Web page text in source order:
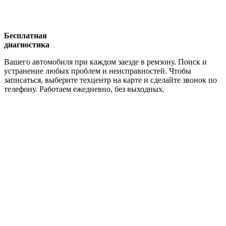
Бесплатная
диагностика
Вашего автомобиля при каждом заезде в ремзону. Поиск и
устранение любых проблем и неисправностей. Чтобы
записаться, выберите техцентр на карте и сделайте звонок по
телефону. Работаем ежедневно, без выходных.